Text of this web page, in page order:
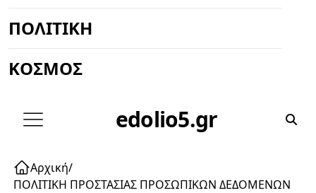
ΠΟΛΙΤΙΚΉ
ΚΌΣΜΟΣ
edolio5.gr
Αρχική/
ΠΟΛΙΤΙΚΗ ΠΡΟΣΤΑΣΙΑΣ ΠΡΟΣΩΠΙΚΩΝ ΔΕΔΟΜΕΝΩΝ